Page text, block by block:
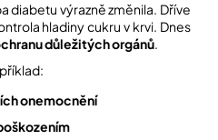
diabetu výrazně změnila. Dříve
hladiny cukru v krvi. Dnes
důležitých orgánů.
onemocnění